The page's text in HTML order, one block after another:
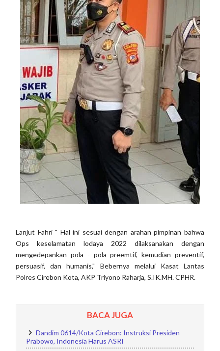
Lanjut Fahri " Hal ini sesuai dengan arahan pimpinan bahwa
Ops keselamatan lodaya 2022 dilaksanakan dengan
mengedepankan pola - pola preemtif, kemudian preventif,
persuasif, dan humanis," Bebernya melalui Kasat Lantas
Polres Cirebon Kota, AKP Triyono Raharja, S.IK.MH. CPHR.
BACA JUGA
Dandim 0614/Kota Cirebon: Instruksi Presiden
Prabowo, Indonesia Harus ASRI